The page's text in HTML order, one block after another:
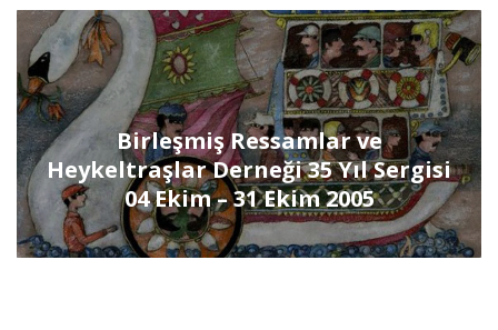
Birleşmiş Ressamlar ve
Heykeltraşlar Derneği 35 Yıl Sergisi
04 Ekim – 31 Ekim 2005